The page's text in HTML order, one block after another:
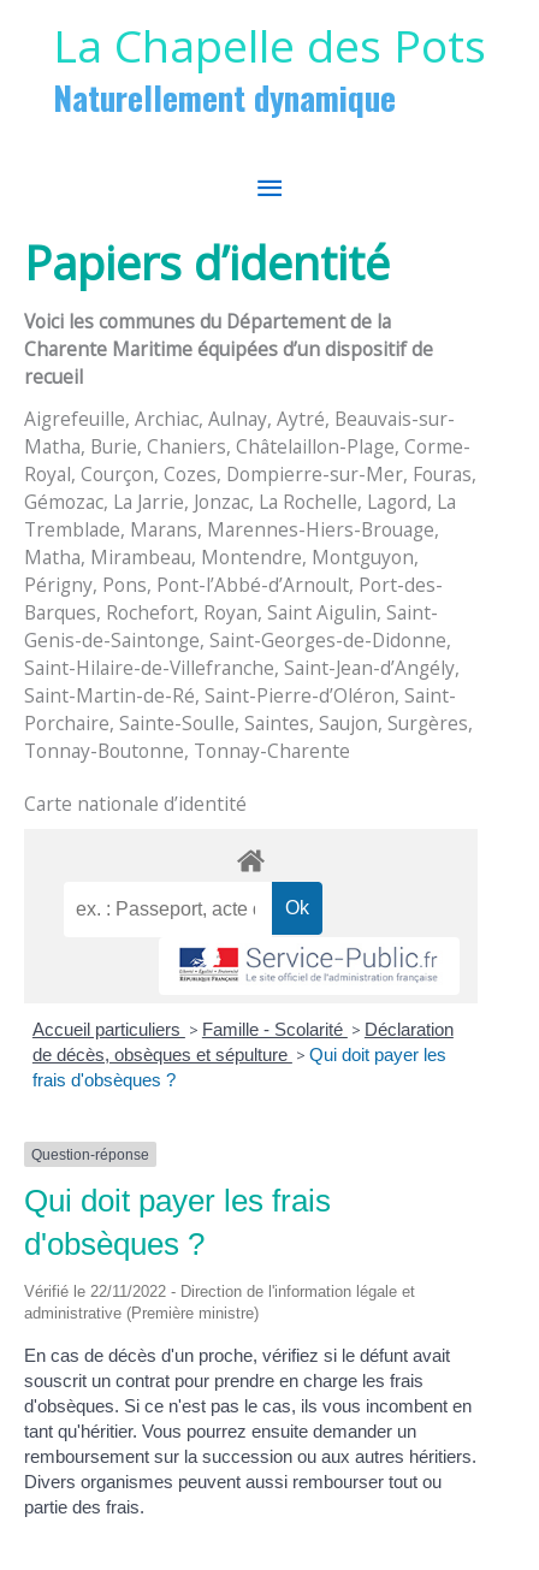
La Chapelle des Pots
Naturellement dynamique
MENU
PRINCIPAL
Papiers d’identité
Voici les communes du Département de la
Charente Maritime équipées d’un dispositif de
recueil
Aigrefeuille, Archiac, Aulnay, Aytré, Beauvais-sur-
Matha, Burie, Chaniers, Châtelaillon-Plage, Corme-
Royal, Courçon, Cozes, Dompierre-sur-Mer, Fouras,
Gémozac, La Jarrie, Jonzac, La Rochelle, Lagord, La
Tremblade, Marans, Marennes-Hiers-Brouage,
Matha, Mirambeau, Montendre, Montguyon,
Périgny, Pons, Pont-l’Abbé-d’Arnoult, Port-des-
Barques, Rochefort, Royan, Saint Aigulin, Saint-
Genis-de-Saintonge, Saint-Georges-de-Didonne,
Saint-Hilaire-de-Villefranche, Saint-Jean-d’Angély,
Saint-Martin-de-Ré, Saint-Pierre-d’Oléron, Saint-
Porchaire, Sainte-Soulle, Saintes, Saujon, Surgères,
Tonnay-Boutonne, Tonnay-Charente
Carte nationale d’identité
Accueil particuliers > Famille - Scolarité > Déclaration
de décès, obsèques et sépulture > Qui doit payer les
frais d'obsèques ?
Question-réponse
Qui doit payer les frais
d'obsèques ?
Vérifié le 22/11/2022 - Direction de l'information légale et
administrative (Première ministre)
En cas de décès d'un proche, vérifiez si le défunt avait
souscrit un contrat pour prendre en charge les frais
d'obsèques. Si ce n'est pas le cas, ils vous incombent en
tant qu'héritier. Vous pourrez ensuite demander un
remboursement sur la succession ou aux autres héritiers.
Divers organismes peuvent aussi rembourser tout ou
partie des frais.